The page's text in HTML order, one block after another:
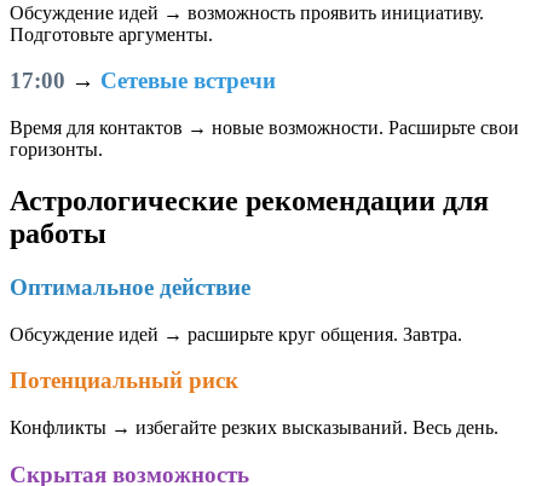
Обсуждение идей → возможность проявить инициативу.
Подготовьте аргументы.
17:00 → Сетевые встречи
Время для контактов → новые возможности. Расширьте свои
горизонты.
Астрологические рекомендации для
работы
Оптимальное действие
Обсуждение идей → расширьте круг общения. Завтра.
Потенциальный риск
Конфликты → избегайте резких высказываний. Весь день.
Скрытая возможность